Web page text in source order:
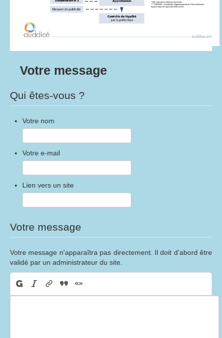
Votre message
Qui êtes-vous ?
Votre nom
Votre e-mail
Lien vers un site
Votre message
Votre message n'apparaîtra pas directement. Il doit d'abord être
validé par un administrateur du site.